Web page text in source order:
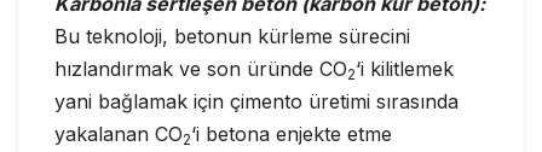
Bu teknoloji, betonun kürleme sürecini
hızlandırmak ve son üründe CO2‘i kilitlemek
yani bağlamak için çimento üretimi sırasında
yakalanan CO2‘i betona enjekte etme